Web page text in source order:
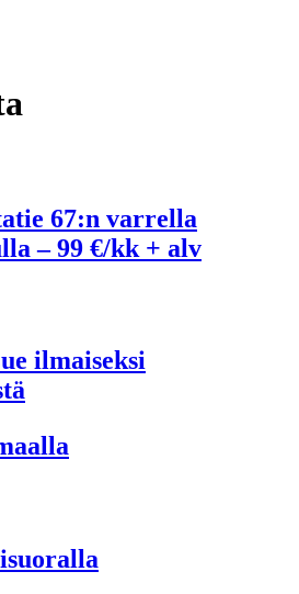
67:n varrella
– 99 €/kk + alv
ilmaiseksi